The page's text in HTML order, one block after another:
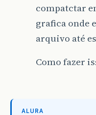
compatctar
grafica onde
arquivo até
Como fazer
ALURA